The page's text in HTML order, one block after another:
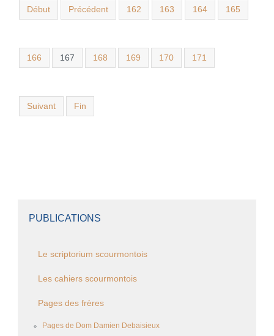
Début Précédent 162 163 164 165
166 167 168 169 170 171
Suivant Fin
PUBLICATIONS
Le scriptorium scourmontois
Les cahiers scourmontois
Pages des frères
Pages de Dom Damien Debaisieux